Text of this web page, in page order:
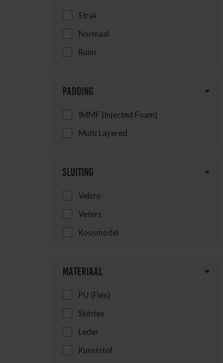
Strak
Normaal
Ruim
Padding
IMMF (Injected Foam)
Multi Layered
Sluiting
Velcro
Veters
Kousmodel
Materiaal
PU (Flex)
Skintex
Leder
Kunststof